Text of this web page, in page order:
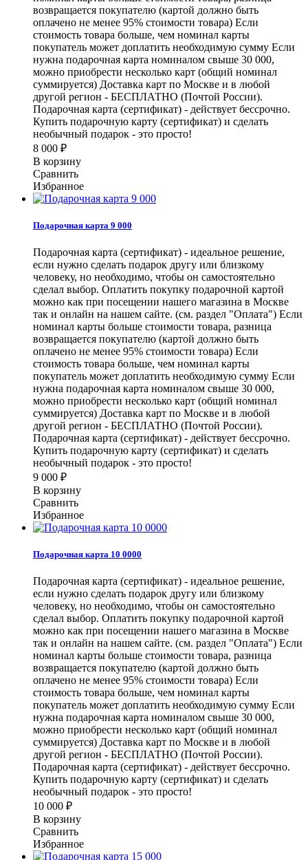
возвращается покупателю (картой должно быть
оплачено не менее 95% стоимости товара) Если
стоимость товара больше, чем номинал карты
покупатель может доплатить необходимую сумму Если
нужна подарочная карта номиналом свыше 30 000,
можно приобрести несколько карт (общий номинал
суммируется) Доставка карт по Москве и в любой
другой регион - БЕСПЛАТНО (Почтой России).
Подарочная карта (сертификат) - действует бессрочно.
Купить подарочную карту (сертификат) и сделать
необычный подарок - это просто!
8 000 ₽
В корзину
Сравнить
Избранное
Подарочная карта 9 000
Подарочная карта (сертификат) - идеальное решение,
если нужно сделать подарок другу или близкому
человеку, но необходимо, чтобы он самостоятельно
сделал выбор. Оплатить покупку подарочной картой
можно как при посещении нашего магазина в Москве
так и онлайн на нашем сайте. (см. раздел "Оплата") Если
номинал карты больше стоимости товара, разница
возвращается покупателю (картой должно быть
оплачено не менее 95% стоимости товара) Если
стоимость товара больше, чем номинал карты
покупатель может доплатить необходимую сумму Если
нужна подарочная карта номиналом свыше 30 000,
можно приобрести несколько карт (общий номинал
суммируется) Доставка карт по Москве и в любой
другой регион - БЕСПЛАТНО (Почтой России).
Подарочная карта (сертификат) - действует бессрочно.
Купить подарочную карту (сертификат) и сделать
необычный подарок - это просто!
9 000 ₽
В корзину
Сравнить
Избранное
Подарочная карта 10 0000
Подарочная карта (сертификат) - идеальное решение,
если нужно сделать подарок другу или близкому
человеку, но необходимо, чтобы он самостоятельно
сделал выбор. Оплатить покупку подарочной картой
можно как при посещении нашего магазина в Москве
так и онлайн на нашем сайте. (см. раздел "Оплата") Если
номинал карты больше стоимости товара, разница
возвращается покупателю (картой должно быть
оплачено не менее 95% стоимости товара) Если
стоимость товара больше, чем номинал карты
покупатель может доплатить необходимую сумму Если
нужна подарочная карта номиналом свыше 30 000,
можно приобрести несколько карт (общий номинал
суммируется) Доставка карт по Москве и в любой
другой регион - БЕСПЛАТНО (Почтой России).
Подарочная карта (сертификат) - действует бессрочно.
Купить подарочную карту (сертификат) и сделать
необычный подарок - это просто!
10 000 ₽
В корзину
Сравнить
Избранное